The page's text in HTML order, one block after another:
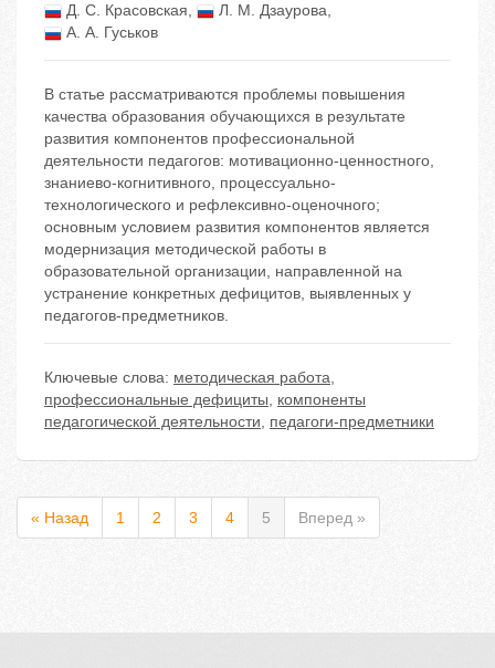
Д. С. Красовская, Л. М. Дзаурова,
А. А. Гуськов
В статье рассматриваются проблемы повышения
качества образования обучающихся в результате
развития компонентов профессиональной
деятельности педагогов: мотивационно-ценностного,
знаниево-когнитивного, процессуально-
технологического и рефлексивно-оценочного;
основным условием развития компонентов является
модернизация методической работы в
образовательной организации, направленной на
устранение конкретных дефицитов, выявленных у
педагогов-предметников.
Ключевые слова: методическая работа,
профессиональные дефициты, компоненты
педагогической деятельности, педагоги-предметники
« Назад 1 2 3 4 5 Вперед »